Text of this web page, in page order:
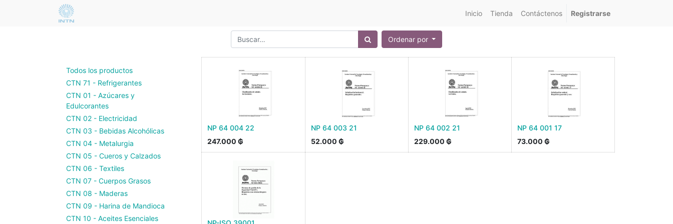
Inicio Tienda Contáctenos Registrarse
Ordenar por
Todos los productos
CTN 71 - Refrigerantes
CTN 01 - Azúcares y
Edulcorantes
CTN 02 - Electricidad
CTN 03 - Bebidas Alcohólicas
CTN 04 - Metalurgia
CTN 05 - Cueros y Calzados
CTN 06 - Textiles
CTN 07 - Cuerpos Grasos
CTN 08 - Maderas
CTN 09 - Harina de Mandioca
CTN 10 - Aceites Esenciales
NP 64 004 22
247.000 ₲
NP 64 003 21
52.000 ₲
NP 64 002 21
229.000 ₲
NP 64 001 17
73.000 ₲